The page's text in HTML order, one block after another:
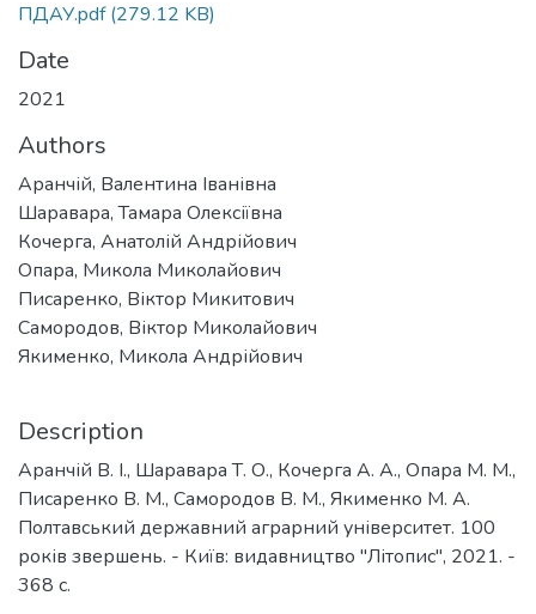
ПДАУ.pdf(279.12 KB)
Date
2021
Authors
Аранчій, Валентина Іванівна
Шаравара, Тамара Олексіївна
Кочерга, Анатолій Андрійович
Опара, Микола Миколайович
Писаренко, Віктор Микитович
Самородов, Віктор Миколайович
Якименко, Микола Андрійович
Description
Аранчій В. І., Шаравара Т. О., Кочерга А. А., Опара М. М.,
Писаренко В. М., Самородов В. М., Якименко М. А.
Полтавський державний аграрний університет. 100
років звершень. - Київ: видавництво "Літопис", 2021. -
368 с.